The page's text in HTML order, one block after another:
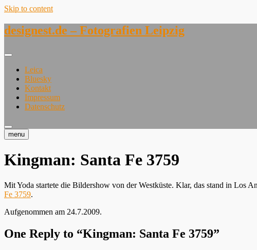
Skip to content
designest.de – Fotografien Leipzig
Leica
Bluesky
Kontakt
Impressum
Datenschutz
menu
Kingman: Santa Fe 3759
Mit Yoda startete die Bildershow von der Westküste. Klar, das stand in Los
Fe 3759.
Aufgenommen am 24.7.2009.
One Reply to “Kingman: Santa Fe 3759”